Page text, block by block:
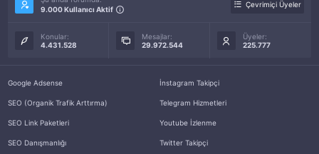
9.000 Kullanıcı Aktif
Çevrimiçi Üyeler
Konular:
4.431.528
Mesajlar:
29.972.544
Üyeler:
225.777
Google Adsense
SEO (Organik Trafik Arttırma)
SEO Link Paketleri
SEO Danışmanlığı
İnstagram Takipçi
Telegram Hizmetleri
Youtube İzlenme
Twitter Takipçi